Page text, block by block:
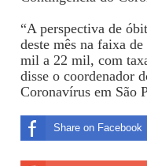
“A perspectiva de
deste mês na faixa
mil a 22 mil, com
disse o coordenador
Coronavírus em São
Share on Facebook